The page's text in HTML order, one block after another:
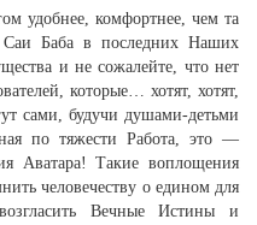
удобнее, комфортнее, чем та
Баба в последних Наших
и не сожалейте, что нет
которые… хотят, хотят,
сами, будучи душами-детьми
по тяжести Работа, это —
Аватара! Такие воплощения
человечеству о едином для
Вечные Истины и